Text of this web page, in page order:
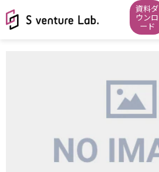
資料ダ
ウンロ
ード
スタートアップピ
M&Aニュース
お知らせ・イベント